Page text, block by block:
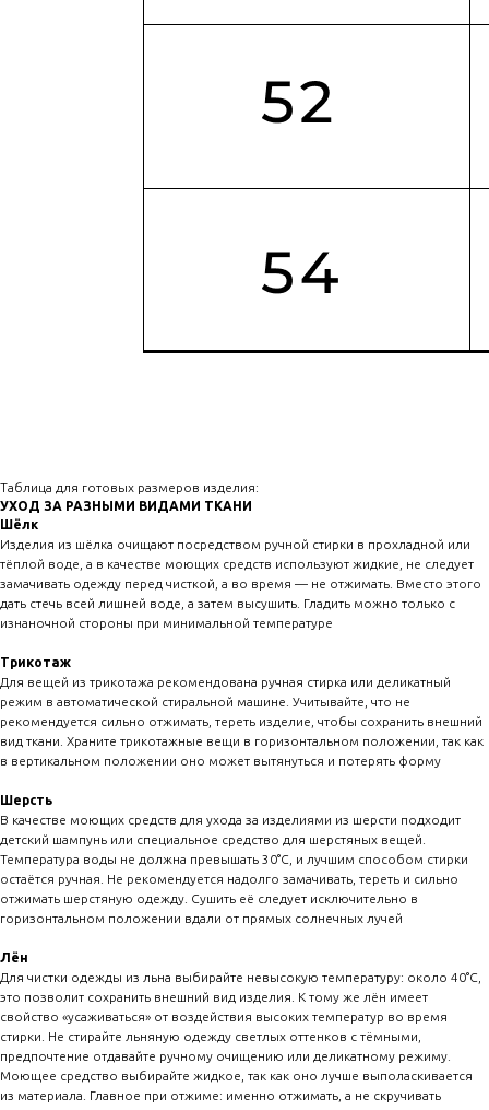
Таблица для готовых размеров изделия:
УХОД ЗА РАЗНЫМИ ВИДАМИ ТКАНИ
Шёлк
Изделия из шёлка очищают посредством ручной стирки в прохладной или
тёплой воде, а в качестве моющих средств используют жидкие, не следует
замачивать одежду перед чисткой, а во время — не отжимать. Вместо этого
дать стечь всей лишней воде, а затем высушить. Гладить можно только с
изнаночной стороны при минимальной температуре
Трикотаж
Для вещей из трикотажа рекомендована ручная стирка или деликатный
режим в автоматической стиральной машине. Учитывайте, что не
рекомендуется сильно отжимать, тереть изделие, чтобы сохранить внешний
вид ткани. Храните трикотажные вещи в горизонтальном положении, так как
в вертикальном положении оно может вытянуться и потерять форму
Шерсть
В качестве моющих средств для ухода за изделиями из шерсти подходит
детский шампунь или специальное средство для шерстяных вещей.
Температура воды не должна превышать 30°C, и лучшим способом стирки
остаётся ручная. Не рекомендуется надолго замачивать, тереть и сильно
отжимать шерстяную одежду. Сушить её следует исключительно в
горизонтальном положении вдали от прямых солнечных лучей
Лён
Для чистки одежды из льна выбирайте невысокую температуру: около 40°C,
это позволит сохранить внешний вид изделия. К тому же лён имеет
свойство «усаживаться» от воздействия высоких температур во время
стирки. Не стирайте льняную одежду светлых оттенков с тёмными,
предпочтение отдавайте ручному очищению или деликатному режиму.
Моющее средство выбирайте жидкое, так как оно лучше выполаскивается
из материала. Главное при отжиме: именно отжимать, а не скручивать